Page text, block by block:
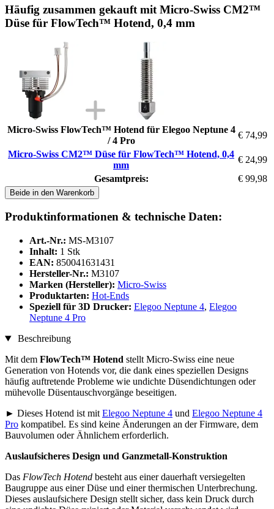
Häufig zusammen gekauft mit Micro-Swiss CM2™
Düse für FlowTech™ Hotend, 0,4 mm
Micro-Swiss FlowTech™ Hotend für Elegoo Neptune 4
/ 4 Pro
€ 74,99
Micro-Swiss CM2™ Düse für FlowTech™ Hotend, 0,4
mm
€ 24,99
Gesamtpreis:
€ 99,98
Beide in den Warenkorb
Produktinformationen & technische Daten:
Art.-Nr.: MS-M3107
Inhalt: 1 Stk
EAN: 850041631431
Hersteller-Nr.: M3107
Marken (Hersteller): Micro-Swiss
Produktarten: Hot-Ends
Speziell für 3D Drucker: Elegoo Neptune 4, Elegoo
Neptune 4 Pro
Beschreibung
Mit dem FlowTech™ Hotend stellt Micro-Swiss eine neue
Generation von Hotends vor, die dank eines speziellen Designs
häufig auftretende Probleme wie undichte Düsendichtungen oder
mühevolle Düsentauschvorgänge beseitigen.
► Dieses Hotend ist mit Elegoo Neptune 4 und Elegoo Neptune 4
Pro kompatibel. Es sind keine Änderungen an der Firmware, dem
Bauvolumen oder Ähnlichem erforderlich.
Auslaufsicheres Design und Ganzmetall-Konstruktion
Das FlowTech Hotend besteht aus einer dauerhaft versiegelten
Baugruppe aus einer Düse und einer thermischen Unterbrechung.
Dieses auslaufsichere Design stellt sicher, dass kein Druck durch